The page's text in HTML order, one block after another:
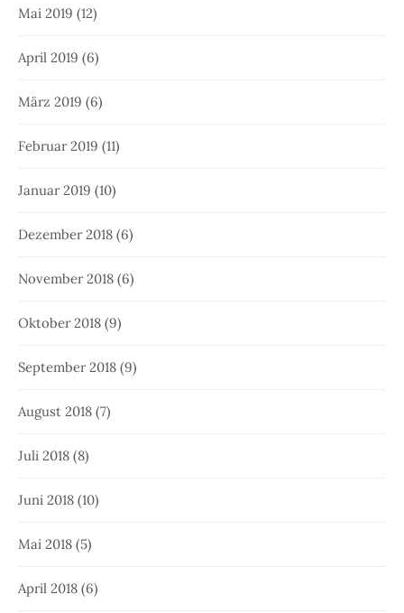
Mai 2019 (12)
April 2019 (6)
März 2019 (6)
Februar 2019 (11)
Januar 2019 (10)
Dezember 2018 (6)
November 2018 (6)
Oktober 2018 (9)
September 2018 (9)
August 2018 (7)
Juli 2018 (8)
Juni 2018 (10)
Mai 2018 (5)
April 2018 (6)